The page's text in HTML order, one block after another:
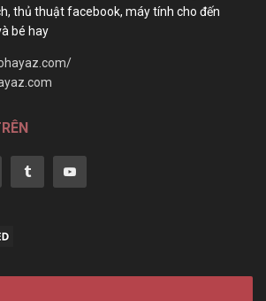
thủ thuật facebook, máy tính cho đến
bé hay